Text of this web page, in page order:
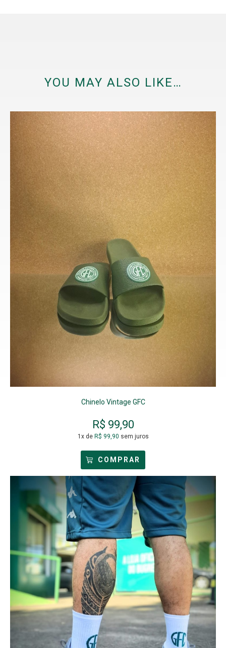
YOU MAY ALSO LIKE…
Chinelo Vintage GFC
R$ 99,90
1x de R$ 99,90 sem juros
COMPRAR